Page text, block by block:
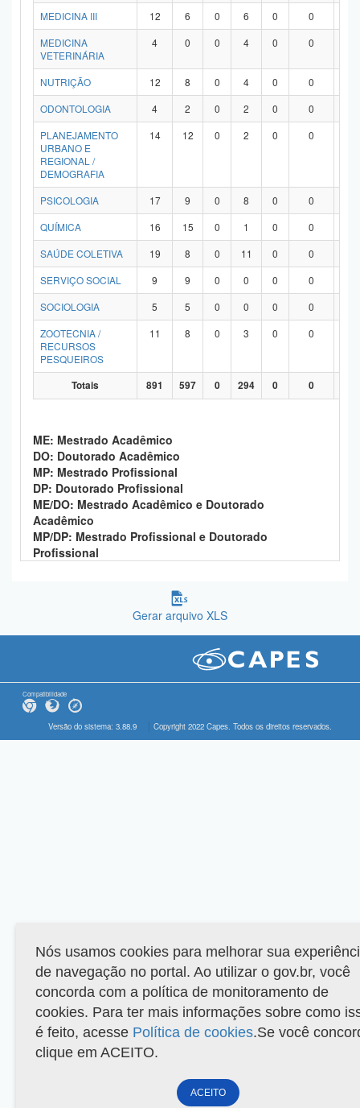
MEDICINA III
12 6 0 6 0 0
MEDICINA
VETERINÁRIA
4 0 0 4 0 0
NUTRIÇÃO 12 8 0 4 0 0
ODONTOLOGIA
4 2 0 2 0 0
PLANEJAMENTO
URBANO E
REGIONAL /
DEMOGRAFIA
14 12 0 2 0 0
PSICOLOGIA 17 9 0 8 0 0
QUÍMICA
16 15 0 1 0 0
SAÚDE COLETIVA
19 8 0 11 0 0
SERVIÇO SOCIAL
9 9 0 0 0 0
SOCIOLOGIA
5 5 0 0 0 0
ZOOTECNIA /
RECURSOS
PESQUEIROS
11 8 0 3 0 0
Totais 891 597 0 294 0 0
ME: Mestrado Acadêmico
DO: Doutorado Acadêmico
MP: Mestrado Profissional
DP: Doutorado Profissional
ME/DO: Mestrado Acadêmico e Doutorado
Acadêmico
MP/DP: Mestrado Profissional e Doutorado
Profissional
Gerar arquivo XLS
Compatibilidade
Versão do sistema: 3.88.9 Copyright 2022 Capes. Todos os direitos reservados.
Nós usamos cookies para melhorar sua
de navegação no portal. Ao utilizar o gov.br, você
concorda com a política de monitoramento de
cookies. Para ter mais informações sobre como
é feito, acesse Política de cookies.Se você
clique em ACEITO.
ACEITO